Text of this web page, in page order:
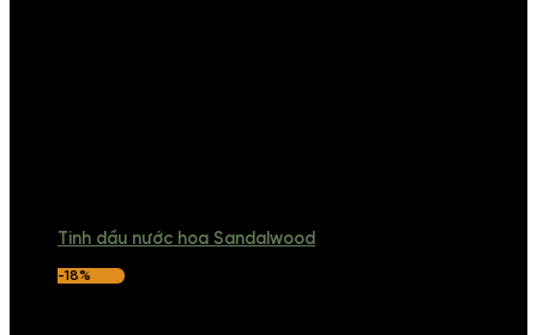
Tinh dầu nước hoa Sandalwood
-18%